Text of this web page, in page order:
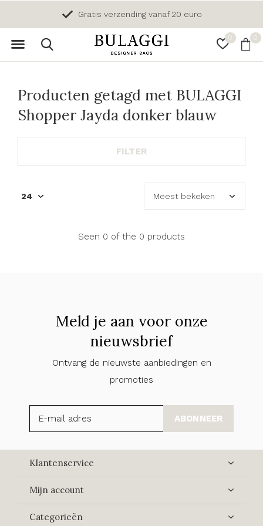
0 0
Gratis verzending vanaf 20 euro
Producten getagd met BULAGGI
Shopper Jayda donker blauw
FILTER
Seen 0 of the 0 products
Meld je aan voor onze
nieuwsbrief
Ontvang de nieuwste aanbiedingen en
promoties
ABONNEER
Klantenservice
Mijn account
Categorieën